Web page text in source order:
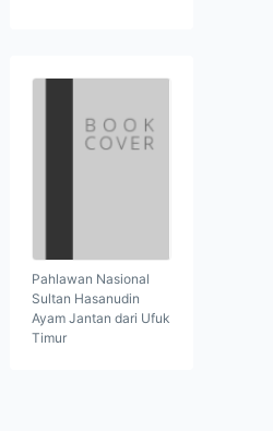
Pahlawan Nasional
Sultan Hasanudin
Ayam Jantan dari Ufuk
Timur